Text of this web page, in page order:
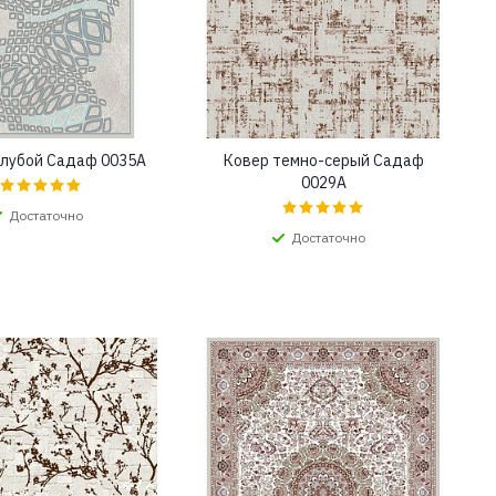
Садаф 0035A
Достаточно
Ковер темно-серый Садаф
0029A
Достаточно